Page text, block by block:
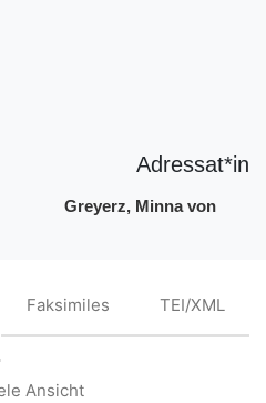
Adressat*in
Greyerz, Minna von
Faksimiles TEI/XML
Ansicht